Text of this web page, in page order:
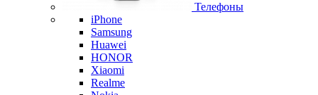
Телефоны
iPhone
Samsung
Huawei
HONOR
Xiaomi
Realme